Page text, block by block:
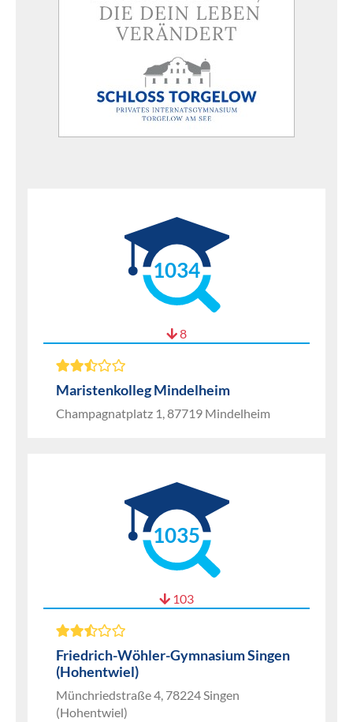
1034
8
Maristenkolleg Mindelheim
Champagnatplatz 1, 87719 Mindelheim
1035
103
Friedrich-Wöhler-Gymnasium Singen
(Hohentwiel)
Münchriedstraße 4, 78224 Singen
(Hohentwiel)